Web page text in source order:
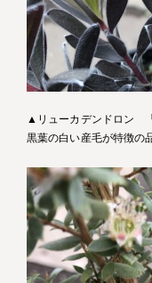
▲リューカデンドロン 「
黒葉の白い産毛が特徴の